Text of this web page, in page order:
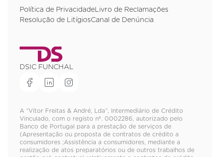
Política de Privacidade Livro de Reclamações
Resolução de LitígiosCanal de Denúncia
DSIC FUNCHAL
A “Vítor Freitas & André, Lda”, Intermediário de Crédito
Vinculado, com o registo nº. 0002286, autorizado pelo
Banco de Portugal para a prestação de serviços de
(Apresentação ou proposta de contratos de crédito a
consumidores ;Assistência a consumidores, mediante a
realização de atos preparatórios ou de outros trabalhos de